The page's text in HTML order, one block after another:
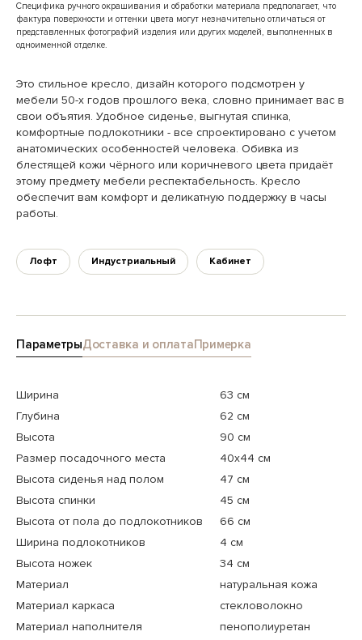
Специфика ручного окрашивания и обработки материала предполагает, что
фактура поверхности и оттенки цвета могут незначительно отличаться от
представленных фотографий изделия или других моделей, выполненных в
одноименной отделке.
Это стильное кресло, дизайн которого подсмотрен у
мебели 50-х годов прошлого века, словно принимает вас в
свои объятия. Удобное сиденье, выгнутая спинка,
комфортные подлокотники - все спроектировано с учетом
анатомических особенностей человека. Обивка из
блестящей кожи чёрного или коричневого цвета придаёт
этому предмету мебели респектабельность. Кресло
обеспечит вам комфорт и деликатную поддержку в часы
работы.
Лофт Индустриальный Кабинет
ПараметрыДоставка и оплатаПримерка
Ширина
63 см
Глубина
62 см
Высота
90 см
Размер посадочного места
40x44 см
Высота сиденья над полом
47 см
Высота спинки
45 см
Высота от пола до подлокотников
66 см
Ширина подлокотников
4 см
Высота ножек
34 см
Материал
натуральная кожа
Материал каркаса
стекловолокно
Материал наполнителя
пенополиуретан